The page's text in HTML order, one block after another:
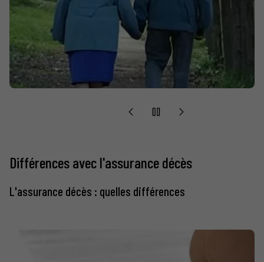
Différences avec l'assurance décès
L'assurance décès : quelles différences